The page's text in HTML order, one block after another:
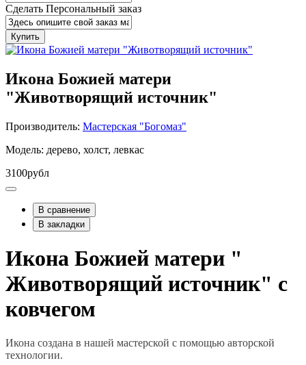
Сделать Персональный заказ
Купить
Икона Божией матери
"Животворящий источник"
Производитель: Мастерская "Богомаз"
Модель: дерево, холст, левкас
3100рубл
В сравнение
В закладки
Икона Божией матери "
Животворящий источник" с
ковчегом
Икона создана в нашей мастерской с помощью авторской
технологии.